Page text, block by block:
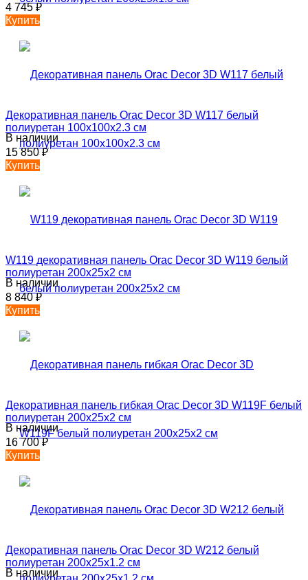
4 745₽
Купить
Декоративная панель Orac Decor 3D W117 белый
полиуретан 100x100x2.3 см
В наличии
15 850₽
Купить
W119 декоративная панель Orac Decor 3D W119 белый
полиуретан 200x25x2 см
В наличии
8 840₽
Купить
Декоративная панель гибкая Orac Decor 3D W119F белый
полиуретан 200x25x2 см
В наличии
16 700₽
Купить
Декоративная панель Orac Decor 3D W212 белый
полиуретан 200x25x1.2 см
В наличии